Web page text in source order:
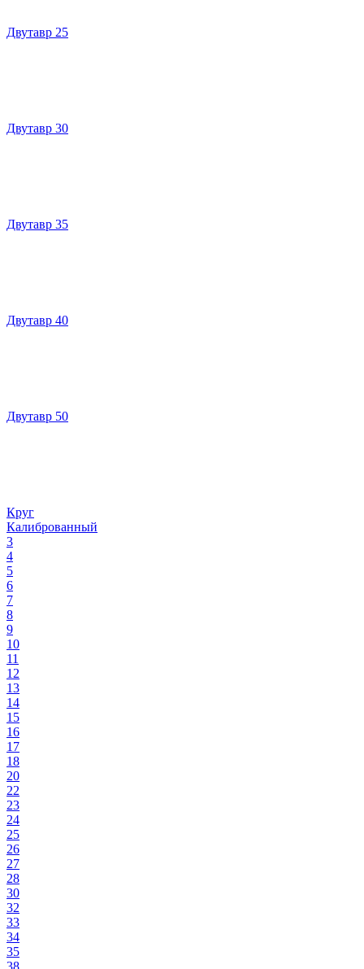
Двутавр 25
Двутавр 30
Двутавр 35
Двутавр 40
Двутавр 50
Круг
Калиброванный
3
4
5
6
7
8
9
10
11
12
13
14
15
16
17
18
20
22
23
24
25
26
27
28
30
32
33
34
35
38